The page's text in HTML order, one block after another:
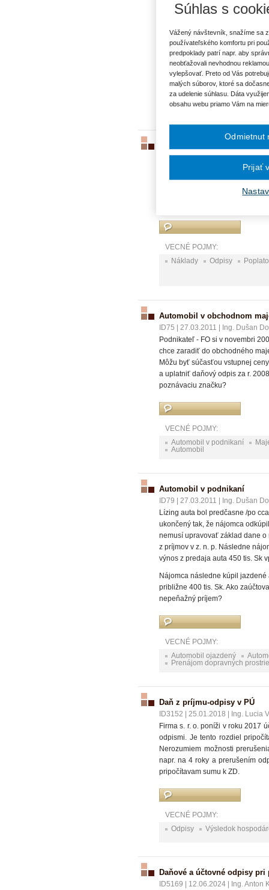
vozidlo používať na
mesiacoch, v ktorých používa
80 % (použitie na podnikanie) a
VECNÉ POJMY:
Automobil v podnikaní
ID2786| 20.10.2016|Ing. Dušan
Kúpili sme osobný automobil
(kubatúra) celkom 1 733 €.
predĺženú záruku sme
VECNÉ POJMY:
Náklady
Odpisy
Automobil v obchodnom
ID75 27.03.2011
Ing. Dušan
Podnikateľ - FO si v novembri
chce zaradiť do obchodného
Môžu byť súčasťou vstupnej
a uplatniť daňový odpis za r.
poznávaciu značku?
VECNÉ POJMY:
Automobil v podnikaní
Automobil
Automobil v podnikaní
ID79 27.03.2011
Ing. Dušan
Lízing auta bol predčasne /po
ukončený tak, že nájomca
nemusí upravovať základ dane
z príjmov v z. n. p. Následne
výnos z predaja auta 450 tis. Sk
Nájomca následne kúpil
približne 400 tis. Sk. Ako
nepeňažný príjem?
VECNÉ POJMY:
Automobil ojazdený
Prenájom dopravných
Daň z príjmu-odpisy v PÚ
ID3152 25.01.2018
Ing. Lucia
Firma s. r. o. poníži v roku 2017
odpismi. Je tento rozdiel
Nerozumiem možnosti
napr. na 4 roky a prerušením
pripočítavam sumu k ZD.
VECNÉ POJMY:
Odpisy
Výsledok
Daňové a účtovné odpisy
ID5169 12.06.2024 Ing. Anton
Súhlas s
Vážený návštevník, snažíme sa
používateľského komfortu pri
predpoklady patrí napr. aby
neobťažovali nevhodnou
vylepšovať. Preto od Vás
malých súborov, ktoré sa
za udelenie súhlasu. Dáta
obsahu webu priamo Vám na
Odmietnut
Prijať